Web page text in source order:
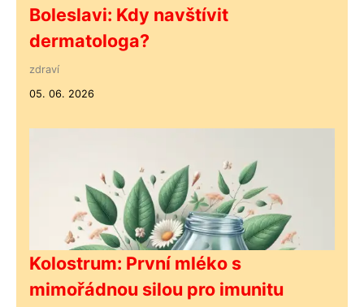
Boleslavi: Kdy navštívit
dermatologa?
zdraví
05. 06. 2026
Kolostrum: První mléko s
mimořádnou silou pro imunitu